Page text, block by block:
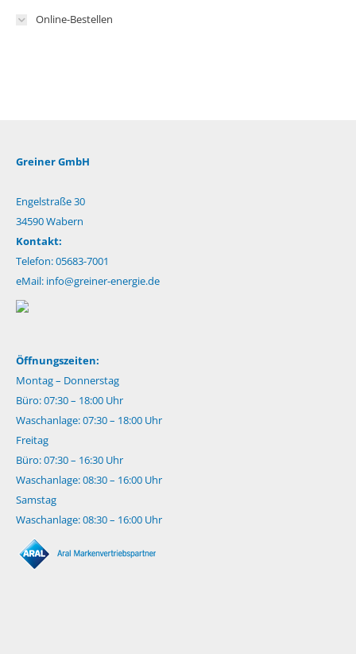
Online-Bestellen
Greiner GmbH
Engelstraße 30
34590 Wabern
Kontakt:
Telefon: 05683-7001
eMail: info@greiner-energie.de
Öffnungszeiten:
Montag – Donnerstag
Büro: 07:30 – 18:00 Uhr
Waschanlage: 07:30 – 18:00 Uhr
Freitag
Büro: 07:30 – 16:30 Uhr
Waschanlage: 08:30 – 16:00 Uhr
Samstag
Waschanlage: 08:30 – 16:00 Uhr